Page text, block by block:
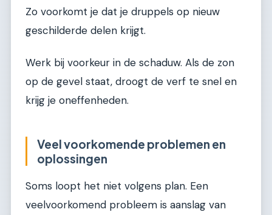
Zo voorkomt je dat je druppels op nieuw
geschilderde delen krijgt.
Werk bij voorkeur in de schaduw. Als de zon
op de gevel staat, droogt de verf te snel en
krijg je oneffenheden.
Veel voorkomende problemen en
oplossingen
Soms loopt het niet volgens plan. Een
veelvoorkomend probleem is aanslag van